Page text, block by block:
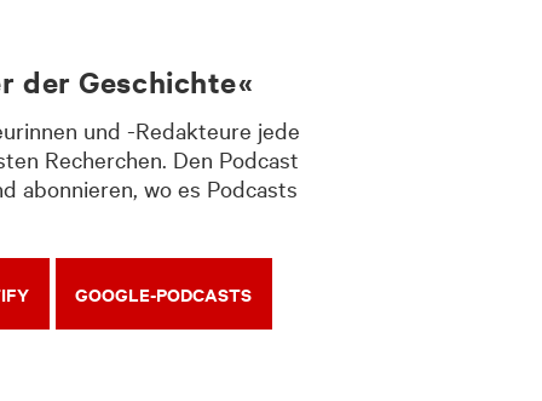
der Geschichte«
und -Redakteure jede
Recherchen. Den Podcast
abonnieren, wo es Podcasts
GOOGLE-PODCASTS